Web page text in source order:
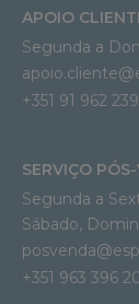
APOIO
Segunda a
+351 91 962
SERVIÇO
Segunda a
Sábado,
+351 963 396